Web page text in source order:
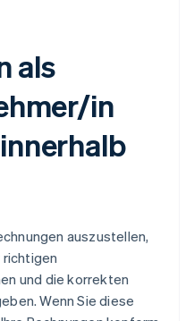
als
in
auszustellen,
richtigen
und die korrekten
Wenn Sie diese